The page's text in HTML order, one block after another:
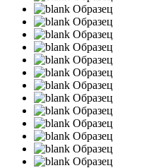
Образец
Образец
Образец
Образец
Образец
Образец
Образец
Образец
Образец
Образец
Образец
Образец
Образец